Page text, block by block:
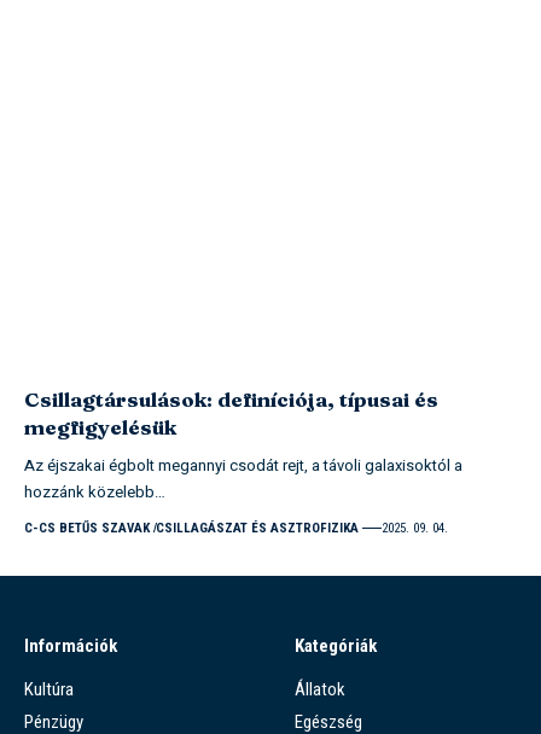
Csillagtársulások: definíciója, típusai és
megfigyelésük
Az éjszakai égbolt megannyi csodát rejt, a távoli galaxisoktól a
hozzánk közelebb…
C-CS BETŰS SZAVAK CSILLAGÁSZAT ÉS ASZTROFIZIKA 2025. 09. 04.
Információk
Kultúra
Pénzügy
Kategóriák
Állatok
Egészség